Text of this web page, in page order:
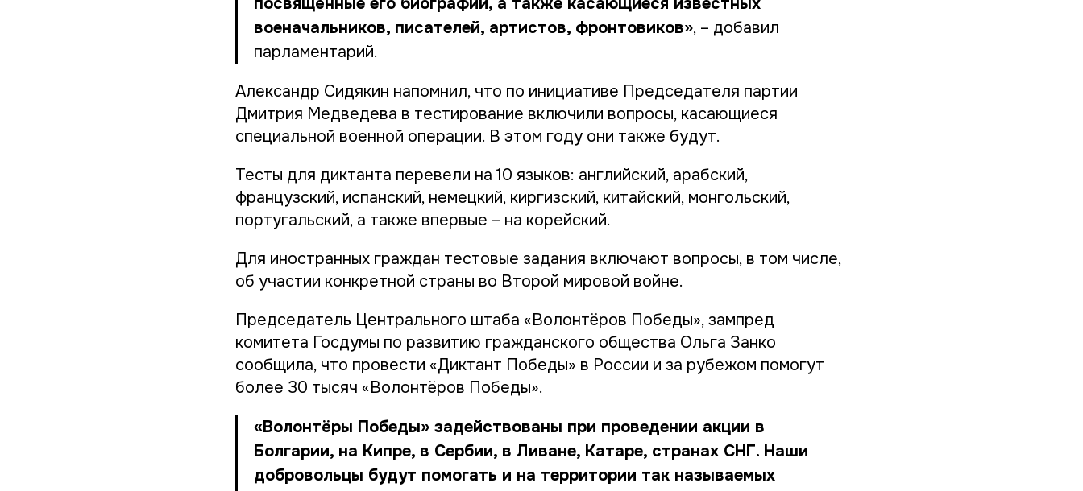
военачальников, писателей, артистов, фронтовиков», – добавил
парламентарий.
Александр Сидякин напомнил, что по инициативе Председателя партии
Дмитрия Медведева в тестирование включили вопросы, касающиеся
специальной военной операции. В этом году они также будут.
Тесты для диктанта перевели на 10 языков: английский, арабский,
французский, испанский, немецкий, киргизский, китайский, монгольский,
португальский, а также впервые – на корейский.
Для иностранных граждан тестовые задания включают вопросы, в том числе,
об участии конкретной страны во Второй мировой войне.
Председатель Центрального штаба «Волонтёров Победы», зампред
комитета Госдумы по развитию гражданского общества Ольга Занко
сообщила, что провести «Диктант Победы» в России и за рубежом помогут
более 30 тысяч «Волонтёров Победы».
«Волонтёры Победы» задействованы при проведении акции в
Болгарии, на Кипре, в Сербии, в Ливане, Катаре, странах СНГ. Наши
добровольцы будут помогать и на территории так называемых